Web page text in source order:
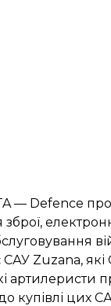
— Defence
Zuzana,
артилеристи
цих